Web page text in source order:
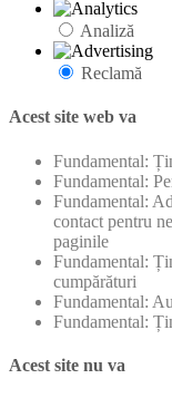
Analiză
Reclamă
Acest site web va
Fundamental:
Fundamental:
Fundamental:
contact pentru
paginile
Fundamental:
cumpărături
Fundamental:
Fundamental:
Acest site nu va